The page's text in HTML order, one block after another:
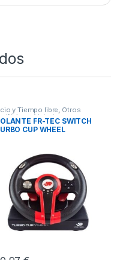
y Tiempo libre, Otros
,Volantes
FR-TEC SWITCH
CUP WHEEL